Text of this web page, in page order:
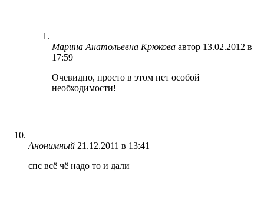
Марина Анатольевна Крюкова автор 13.02.2012 в
17:59
Очевидно, просто в этом нет особой
необходимости!
Анонимный 21.12.2011 в 13:41
спс всё чё надо то и дали